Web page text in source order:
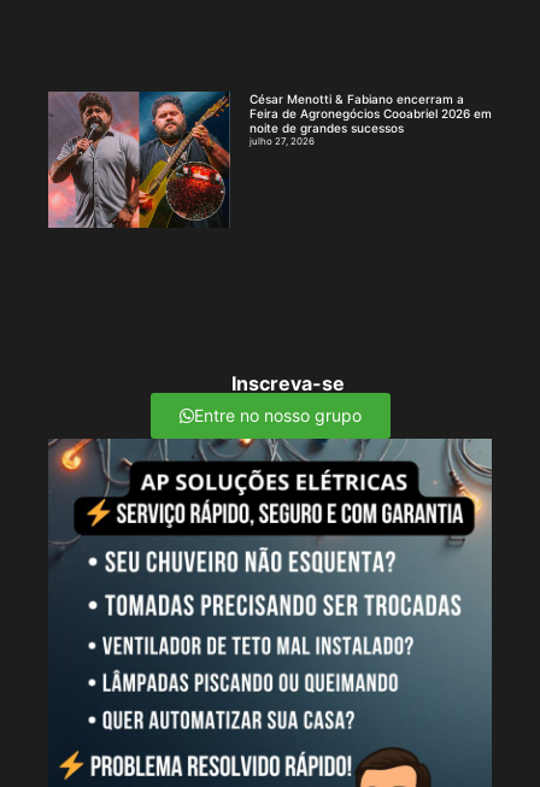
César Menotti & Fabiano encerram a
Feira de Agronegócios Cooabriel 2026 em
noite de grandes sucessos
julho 27, 2026
Inscreva-se
Entre no nosso grupo